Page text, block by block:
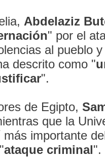
Abdelaziz
" por el
al pueblo
descrito como "
".
de Egipto,
que la
importante
ataque criminal".